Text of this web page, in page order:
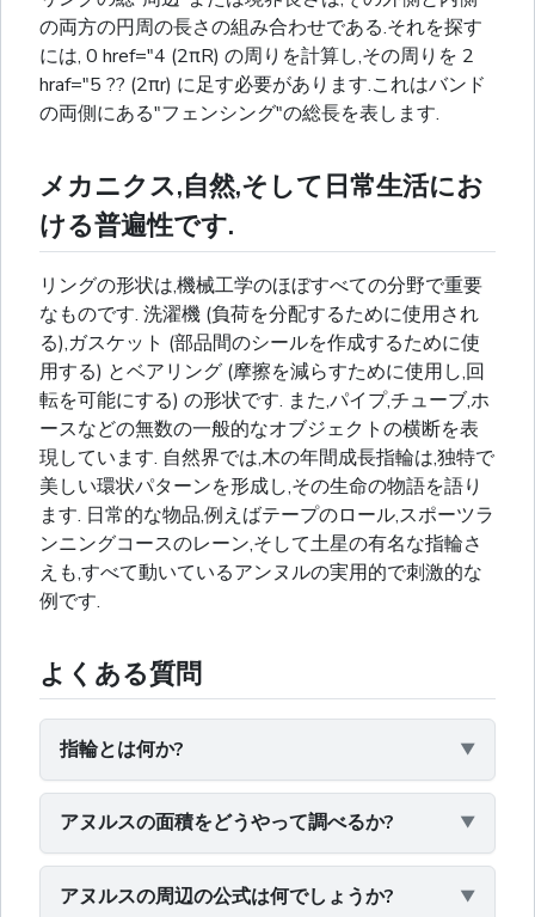
の両方の円周の長さの組み合わせである.それを探す
には, 0 href="4 (2πR) の周りを計算し,その周りを 2
hraf="5 ?? (2πr) に足す必要があります.これはバンド
の両側にある"フェンシング"の総長を表します.
メカニクス,自然,そして日常生活にお
ける普遍性です.
リングの形状は,機械工学のほぼすべての分野で重要
なものです. 洗濯機 (負荷を分配するために使用され
る),ガスケット (部品間のシールを作成するために使
用する) とベアリング (摩擦を減らすために使用し,回
転を可能にする) の形状です. また,パイプ,チューブ,ホ
ースなどの無数の一般的なオブジェクトの横断を表
現しています. 自然界では,木の年間成長指輪は,独特で
美しい環状パターンを形成し,その生命の物語を語り
ます. 日常的な物品,例えばテープのロール,スポーツラ
ンニングコースのレーン,そして土星の有名な指輪さ
えも,すべて動いているアンヌルの実用的で刺激的な
例です.
よくある質問
指輪とは何か?
アヌルスの面積をどうやって調べるか?
アヌルスの周辺の公式は何でしょうか?